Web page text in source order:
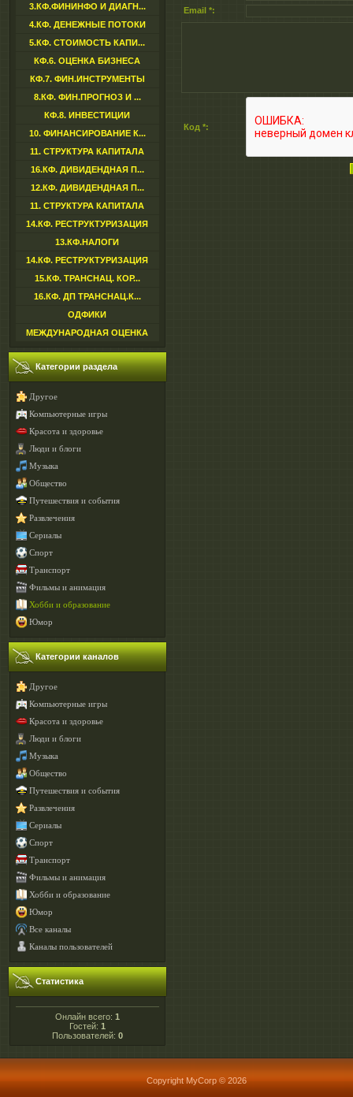
3.КФ.ФИНИНФО И ДИАГН...
4.КФ. ДЕНЕЖНЫЕ ПОТОКИ
5.КФ. СТОИМОСТЬ КАПИ...
КФ.6. ОЦЕНКА БИЗНЕСА
КФ.7. ФИН.ИНСТРУМЕНТЫ
8.КФ. ФИН.ПРОГНОЗ И ...
КФ.8. ИНВЕСТИЦИИ
10. ФИНАНСИРОВАНИЕ К...
11. СТРУКТУРА КАПИТАЛА
16.КФ. ДИВИДЕНДНАЯ П...
12.КФ. ДИВИДЕНДНАЯ П...
11. СТРУКТУРА КАПИТАЛА
14.КФ. РЕСТРУКТУРИЗАЦИЯ
13.КФ.НАЛОГИ
14.КФ. РЕСТРУКТУРИЗАЦИЯ
15.КФ. ТРАНСНАЦ. КОР...
16.КФ. ДП ТРАНСНАЦ.К...
ОДФИКИ
МЕЖДУНАРОДНАЯ ОЦЕНКА
Категории раздела
Другое
Компьютерные игры
Красота и здоровье
Люди и блоги
Музыка
Общество
Путешествия и события
Развлечения
Сериалы
Спорт
Транспорт
Фильмы и анимация
Хобби и образование
Юмор
Категории каналов
Другое
Компьютерные игры
Красота и здоровье
Люди и блоги
Музыка
Общество
Путешествия и события
Развлечения
Сериалы
Спорт
Транспорт
Фильмы и анимация
Хобби и образование
Юмор
Все каналы
Каналы пользователей
Статистика
Онлайн всего: 1
Гостей: 1
Пользователей: 0
Email *:
Код *:
Copyright MyCorp © 2026